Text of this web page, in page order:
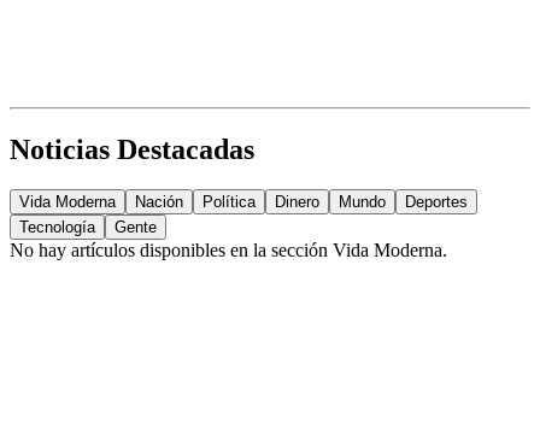
Noticias Destacadas
Vida Moderna Nación Política Dinero Mundo
Deportes
Tecnología
Gente
No hay artículos disponibles en la sección Vida Moderna.